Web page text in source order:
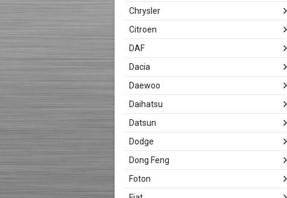
Chrysler
Citroen
DAF
Dacia
Daewoo
Daihatsu
Datsun
Dodge
Dong Feng
Foton